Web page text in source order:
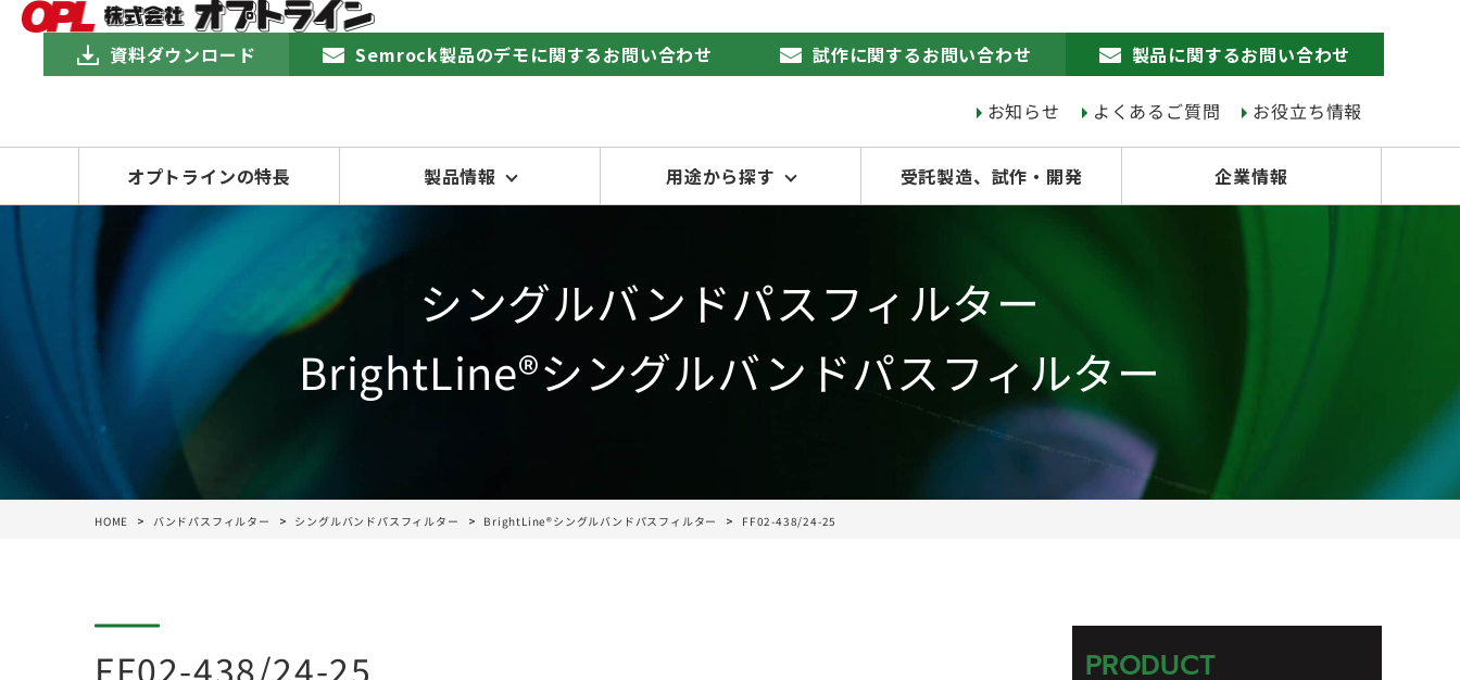
資料ダウンロード Semrock製品のデモに関するお問い合わせ 試作に関するお問い合わせ 製品に関するお問い合わせ
お知らせ よくあるご質問 お役立ち情報
オプトラインの特長 製品情報 用途から探す 受託製造、試作・開発 企業情報
シングルバンドパスフィルター
BrightLine®シングルバンドパスフィルター
HOME バンドパスフィルター シングルバンドパスフィルター BrightLine®シングルバンドパスフィルター FF02-438/24-25
FF02-438/24-25
PRODUCT